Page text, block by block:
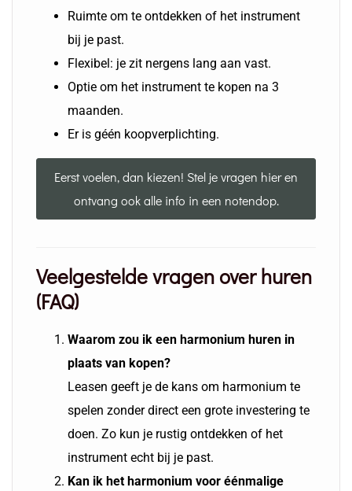
Ruimte om te ontdekken of het instrument
bij je past.
Flexibel: je zit nergens lang aan vast.
Optie om het instrument te kopen na 3
maanden.
Er is géén koopverplichting.
Eerst voelen, dan kiezen! Stel je vragen hier en
ontvang ook alle info in een notendop.
Veelgestelde vragen over huren
(FAQ)
Waarom zou ik een harmonium huren in
plaats van kopen?
Leasen geeft je de kans om harmonium te
spelen zonder direct een grote investering te
doen. Zo kun je rustig ontdekken of het
instrument echt bij je past.
Kan ik het harmonium voor éénmalige